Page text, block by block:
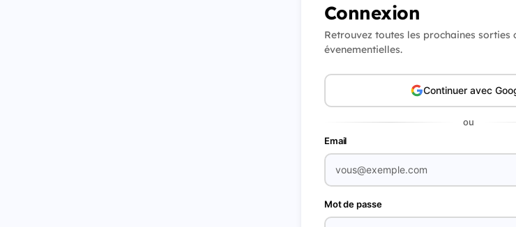
Connexion
Retrouvez toutes les prochaines sorties
évenementielles.
Continuer avec
ou
Email
Mot de passe